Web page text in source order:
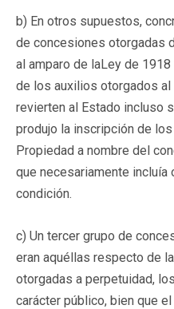
b) En otros supuestos,
de concesiones otorgadas
al amparo de laLey de
de los auxilios otorgados
revierten al Estado incluso
produjo la inscripción de
Propiedad a nombre del
que necesariamente incluía
condición.
c) Un tercer grupo de
eran aquéllas respecto de
otorgadas a perpetuidad,
carácter público, bien que